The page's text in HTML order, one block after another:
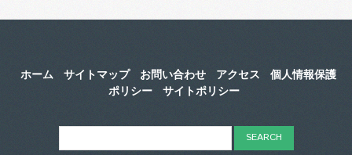
ホーム サイトマップ お問い合わせ アクセス
個人情報保護
ポリシー
サイトポリシー